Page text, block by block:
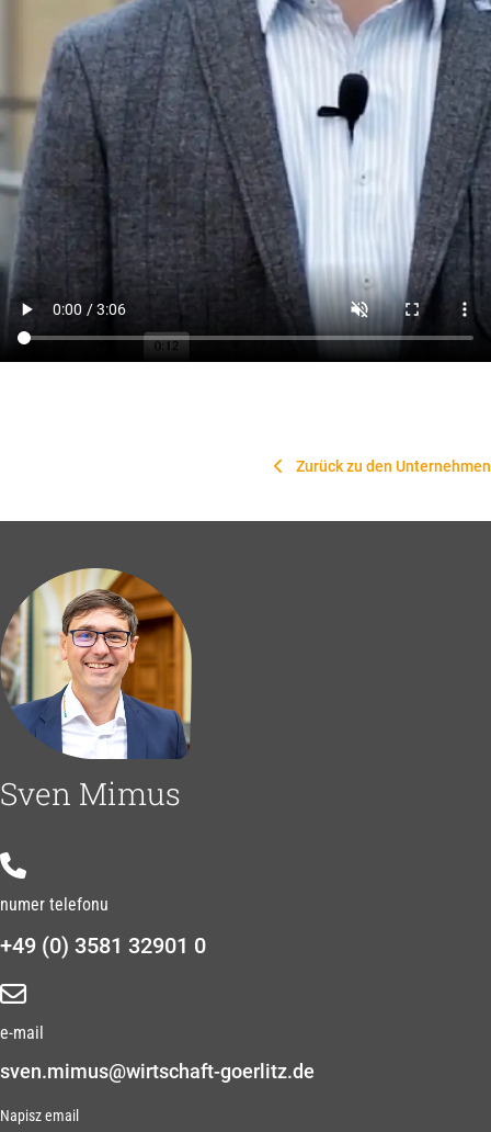
Zurück zu den Unternehmen
Sven Mimus
numer telefonu
+49 (0) 3581 32901 0
e-mail
sven.mimus@wirtschaft-goerlitz.de
Napisz email